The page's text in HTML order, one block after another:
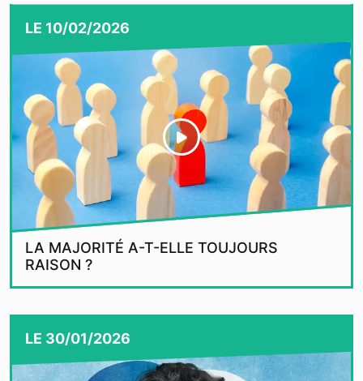
LE 10/02/2026
LA MAJORITÉ A-T-ELLE TOUJOURS
RAISON ?
LE 30/01/2026